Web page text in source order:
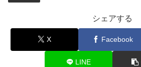
シェアする
X Facebook
LINE